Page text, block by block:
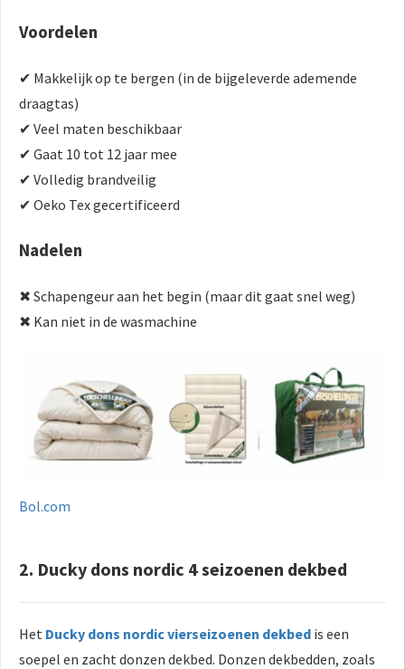
Voordelen
✔ Makkelijk op te bergen (in de bijgeleverde ademende
draagtas)
✔ Veel maten beschikbaar
✔ Gaat 10 tot 12 jaar mee
✔ Volledig brandveilig
✔ Oeko Tex gecertificeerd
Nadelen
✖ Schapengeur aan het begin (maar dit gaat snel weg)
✖ Kan niet in de wasmachine
Bol.com
2. Ducky dons nordic 4 seizoenen dekbed
Het Ducky dons nordic vierseizoenen dekbed is een
soepel en zacht donzen dekbed. Donzen dekbedden, zoals